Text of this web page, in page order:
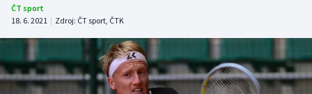
Atletika
Cyklistika
DALŠÍ SPORTY
ČT sport
18. 6. 2021 | Zdroj: ČT sport, ČTK